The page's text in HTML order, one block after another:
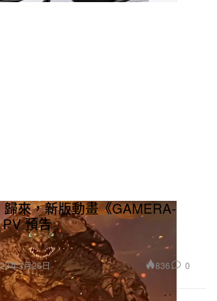
來，新版動畫《GAMERA-
預告
年3月26日 836 0